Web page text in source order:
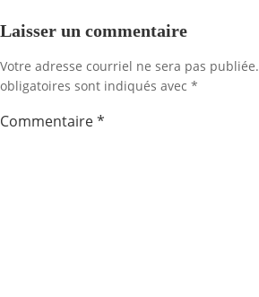
l'article
Laisser un commentaire
Votre adresse courriel ne sera pas publiée.
obligatoires sont indiqués avec *
Commentaire*